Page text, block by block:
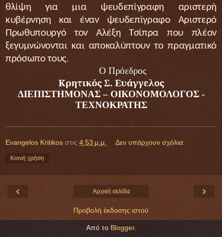
θλίψη για μια ψευδεπίγραφη αριστερή
κυβέρνηση και έναν ψευδεπίγραφο Αριστερό
Πρωθυπουργό τον Αλέξη Τσίπρα που πλέον
ξεγυμνώνονται και αποκαλύπτουν το πραγματικό
πρόσωπο τους.
Ο Πρόεδρος
Κρητικός Σ. Ευάγγελος
ΔΙΕΠΙΣΤΗΜΟΝΑΣ – ΟΙΚΟΝΟΜΟΛΟΓΟΣ -
ΤΕΧΝΟΚΡΑΤΗΣ
Evangelos Kritikos στις 4:53 μ.μ. Δεν υπάρχουν σχόλια:
Κοινή χρήση
‹ ›
Αρχική σελίδα
Προβολή έκδοσης ιστού
Από το Blogger.